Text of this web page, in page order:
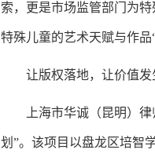
索，更是市场监管部门为
特殊儿童的艺术天赋与作品
让版权落地，让价值发
上海市华诚（昆明）
划”。该项目以盘龙区培智